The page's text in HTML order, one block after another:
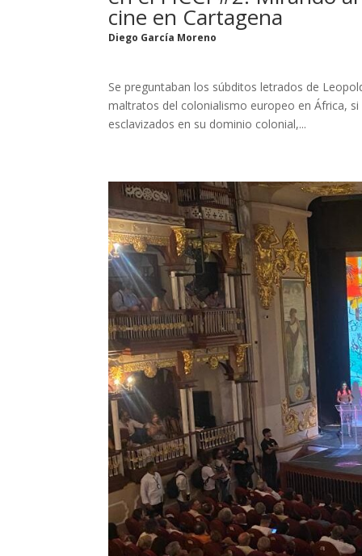
cine en Cartagena
Diego García Moreno
Se preguntaban los súbditos letrados de
maltratos del colonialismo europeo en África,
esclavizados en su dominio colonial,...